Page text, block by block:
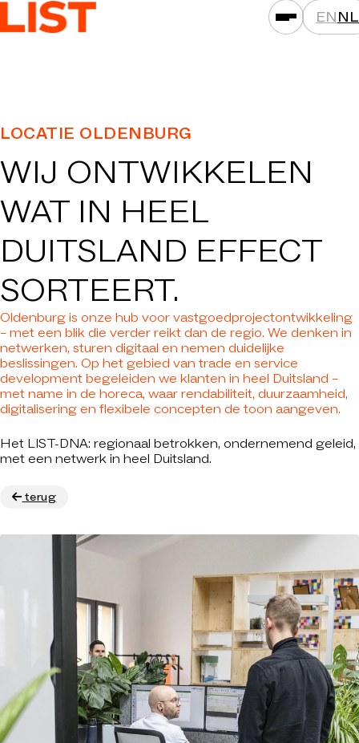
ENNL
ASSETKLASSEN
LOCATIES
PROJECTEN
NIEUWS
MAATSCHAPPIJEN
DAT IS LIST
CARRIÈRE
CONTACT
LOCATIE OLDENBURG
WIJ ONTWIKKELEN
WAT IN HEEL
DUITSLAND EFFECT
SORTEERT.
Oldenburg is onze hub voor vastgoedprojectontwikkeling
– met een blik die verder reikt dan de regio. We denken in
netwerken, sturen digitaal en nemen duidelijke
beslissingen. Op het gebied van trade en service
development begeleiden we klanten in heel Duitsland –
met name in de horeca, waar rendabiliteit, duurzaamheid,
digitalisering en flexibele concepten de toon aangeven.
Het LIST-DNA: regionaal betrokken, ondernemend geleid,
met een netwerk in heel Duitsland.
terug